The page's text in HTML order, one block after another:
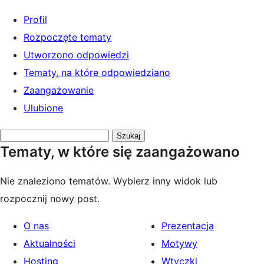
Profil
Rozpoczęte tematy
Utworzono odpowiedzi
Tematy, na które odpowiedziano
Zaangażowanie
Ulubione
tematy:
Tematy, w które się zaangażowano
Nie znaleziono tematów. Wybierz inny widok lub
rozpocznij nowy post.
O nas
Aktualności
Hosting
Prezentacja
Motywy
Wtyczki